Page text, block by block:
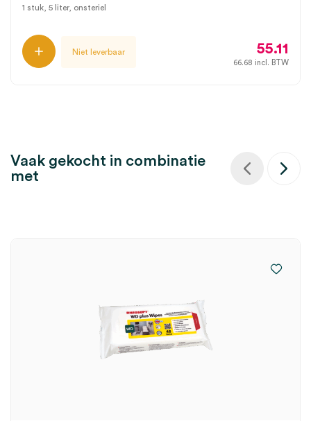
1 stuk, 5 liter, onsteriel
Niet leverbaar 55.11
66.68 incl. BTW
Vaak gekocht in combinatie
met